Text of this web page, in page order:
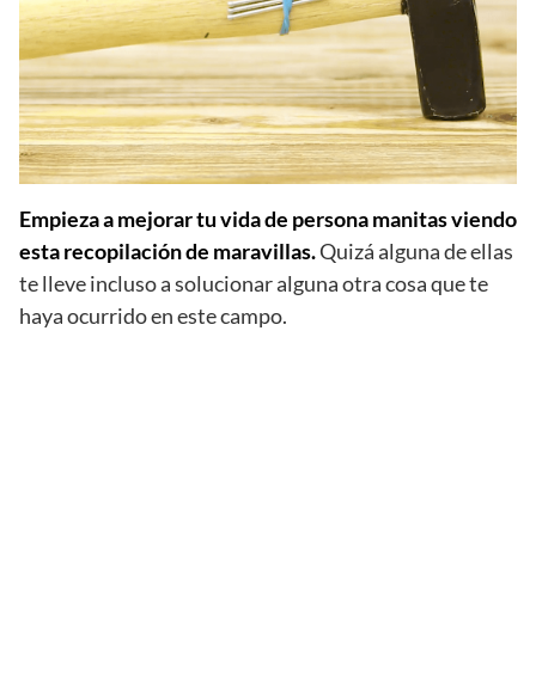
Empieza a mejorar tu vida de persona manitas viendo
esta recopilación de maravillas.Quizá alguna de ellas
te lleve incluso a solucionar alguna otra cosa que te
haya ocurrido en este campo.